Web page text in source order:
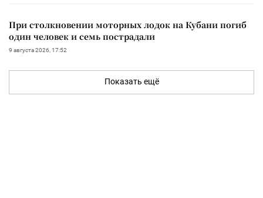
При столкновении моторных лодок на Кубани погиб
один человек и семь пострадали
9 августа 2026, 17:52
Показать ещё